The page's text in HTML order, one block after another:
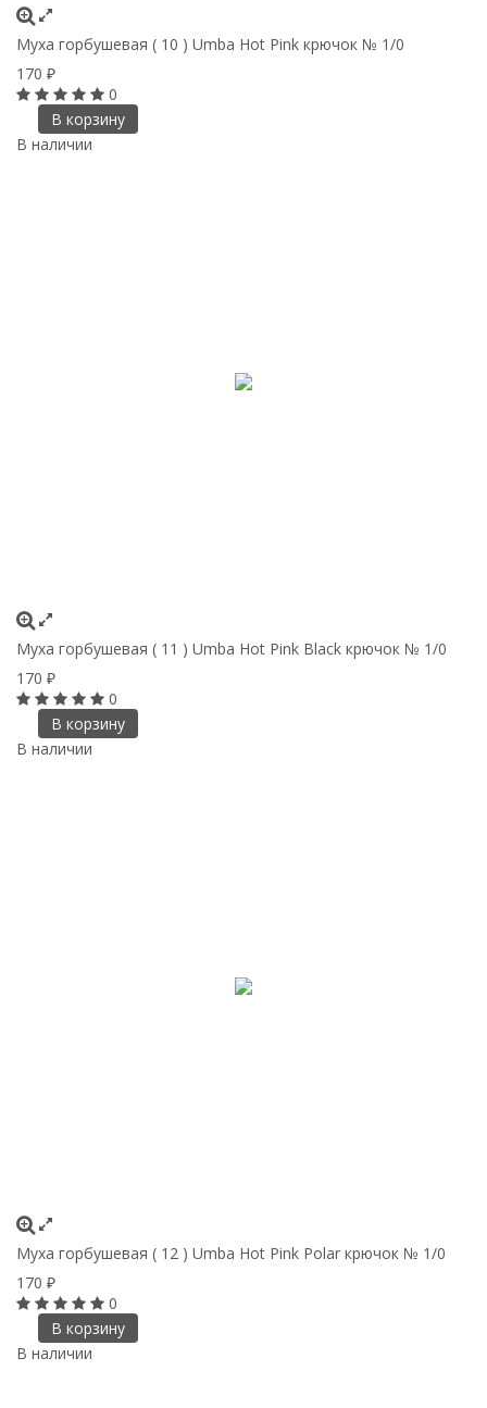
Муха горбушевая ( 10 ) Umba Hot Pink крючок № 1/0
170 ₽
0
В корзину
В наличии
Муха горбушевая ( 11 ) Umba Hot Pink Black крючок № 1/0
170 ₽
0
В корзину
В наличии
Муха горбушевая ( 12 ) Umba Hot Pink Polar крючок № 1/0
170 ₽
0
В корзину
В наличии